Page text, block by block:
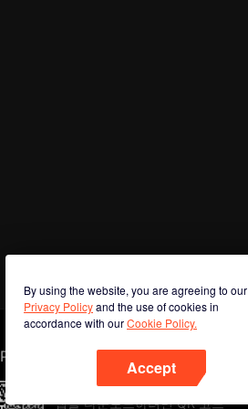
By using the website, you are agreeing to our
Privacy Policyand the use of cookies in
accordance with ourCookie Policy.
Accept
Phone
앱을 다운로드하려면 QR 코드